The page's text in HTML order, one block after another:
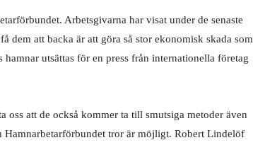
Arbetsgivarna har visat under de senaste
dem att backa är att göra så stor ekonomisk skada som
utsättas för en press från internationella företag
att de också kommer ta till smutsiga metoder även
tror är möjligt. Robert Lindelöf